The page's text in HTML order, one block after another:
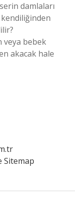
damlaları
veya bebek
akacak hale
Sitemap